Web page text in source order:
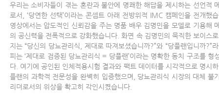
우리는 소비자들이 겪는 혼란과 불안에 명쾌한 해답을 제시하는 선언적
로서, ‘당연한 선택’이라는 콘셉트 아래 전방위적 IMC 캠페인을 전개했
영상에서는 압도적인 신뢰감을 주는 명품 배우 김명민을 모델로 기용해
의 공신력을 전폭적으로 강화했습니다. 화면 속 김명민의 묵직한 보이스
지는 “당신의 당뇨관리식, 제대로 따져보셨습니까?”와 “당플랜입니까?”
피는 ‘제대로 검증된 당뇨관리식 = 당플랜’이라는 명확한 동치 구조를 형
다. 여기에 공인된 인체적용시험 결과와 팩트 데이터를 시각적으로 명시
플랜의 과학적 전문성을 완벽히 입증했으며, 당뇨관리식 시장의 대체 불
리더로서의 위상을 확고히 각인시켰습니다.